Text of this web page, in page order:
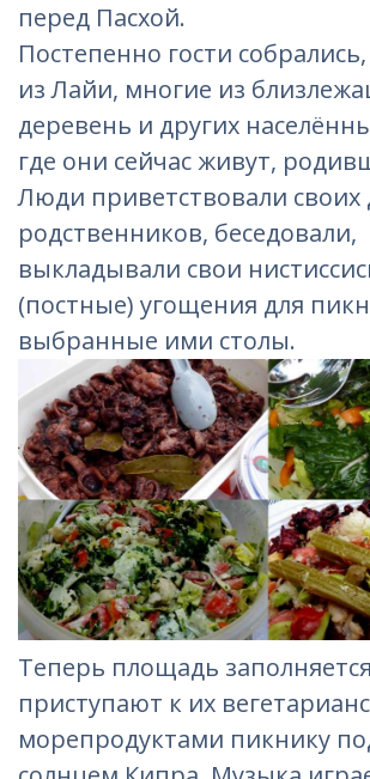
перед Пасхой.
Постепенно гости
из Лайи, многие из
деревень и других
где они сейчас живут,
Люди приветствовали своих
родственников, беседовали,
выкладывали свои
(постные) угощения для
выбранные ими столы.
Теперь площадь
приступают к их
морепродуктами пикнику